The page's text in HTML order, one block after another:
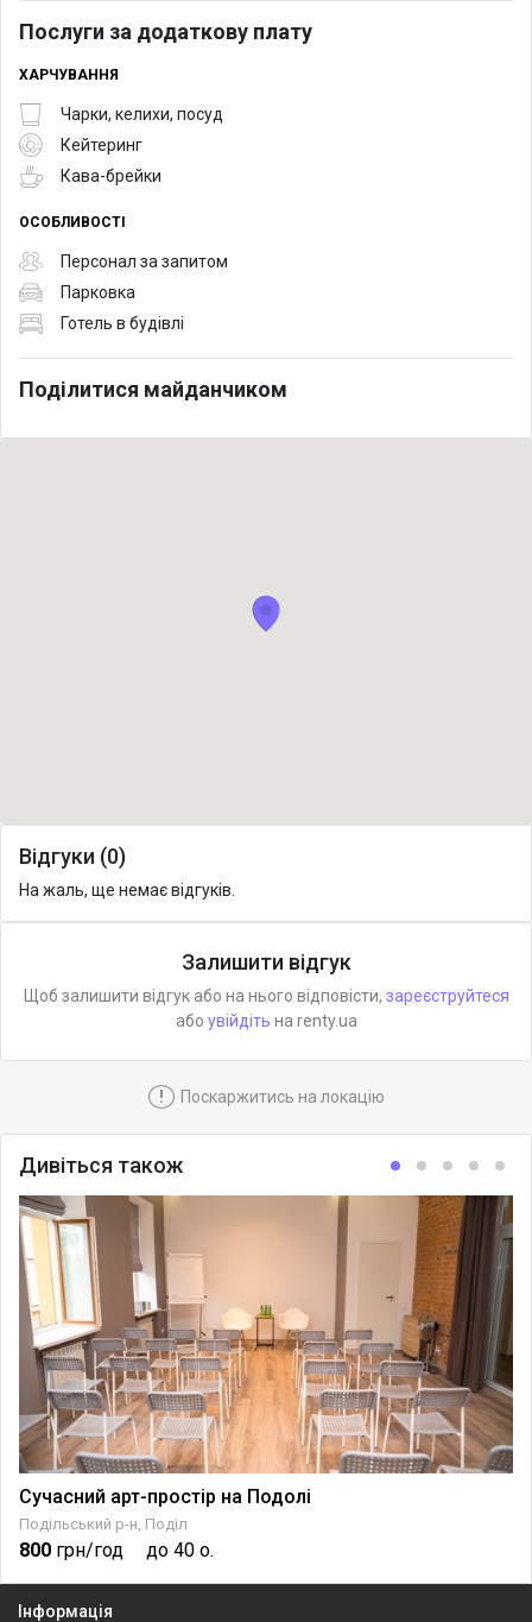
Послуги за додаткову плату
ХАРЧУВАННЯ
Чарки, келихи, посуд
Кейтеринг
Кава-брейки
ОСОБЛИВОСТІ
Персонал за запитом
Парковка
Готель в будівлі
Поділитися майданчиком
Відгуки (0)
На жаль, ще немає відгуків.
Залишити відгук
Щоб залишити відгук або на нього відповісти, зареєструйтеся
або увійдіть на renty.ua
! Поскаржитись на локацію
Дивіться також
Сучасний арт-простір на Подолі
Подільський р-н, Поділ
800 грн/год до 40 о.
Інформація